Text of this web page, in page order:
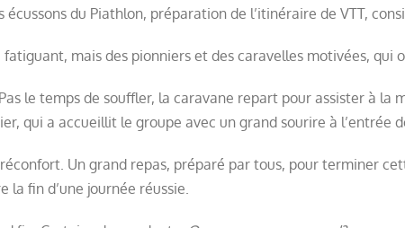
écussons du Piathlon, préparation de l’itinéraire de VTT,
mais des pionniers et des caravelles motivées, qui
le temps de souffler, la caravane repart pour assister à
qui a accueillit le groupe avec un grand sourire à l’entrée
Un grand repas, préparé par tous, pour terminer
la fin d’une journée réussie.